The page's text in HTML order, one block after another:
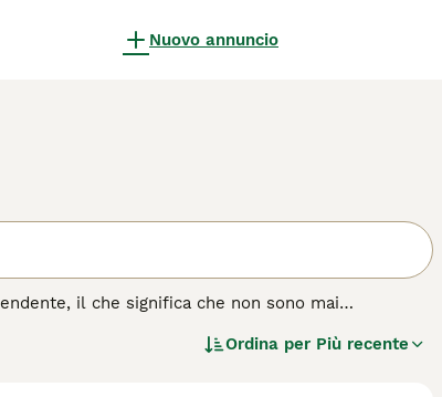
Nuovo annuncio
il che significa che non sono mai
differenza tra le due razze è la lunghezza del pelo.
Ordina per Più recente